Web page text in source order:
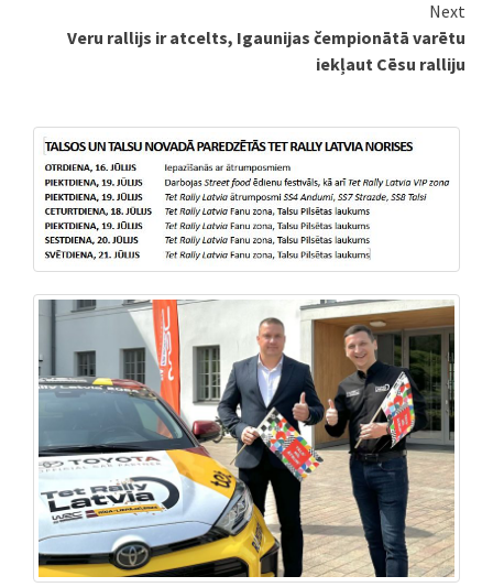
Next
Veru rallijs ir atcelts, Igaunijas čempionātā varētu
iekļaut Cēsu ralliju